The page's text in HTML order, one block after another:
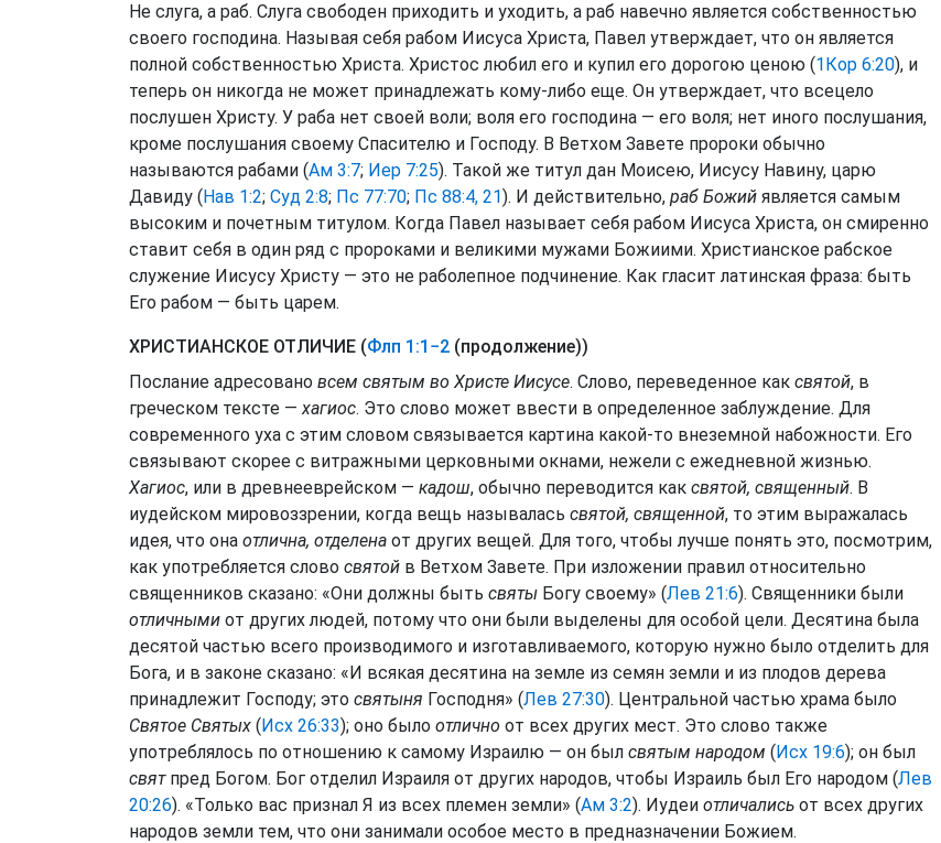
Не слуга, а раб. Слуга свободен приходить и уходить, а раб навечно является собственностью
своего господина. Называя себя рабом Иисуса Христа, Павел утверждает, что он является
полной собственностью Христа. Христос любил его и купил его дорогою ценою (1Кор 6:20), и
теперь он никогда не может принадлежать кому-либо еще. Он утверждает, что всецело
послушен Христу. У раба нет своей воли; воля его господина — его воля; нет иного послушания,
кроме послушания своему Спасителю и Господу. В Ветхом Завете пророки обычно
называются рабами (Ам 3:7; Иер 7:25). Такой же титул дан Моисею, Иисусу Навину, царю
Давиду (Нав 1:2; Суд 2:8; Пс 77:70; Пс 88:4, 21). И действительно, раб Божий является самым
высоким и почетным титулом. Когда Павел называет себя рабом Иисуса Христа, он смиренно
ставит себя в один ряд с пророками и великими мужами Божиими. Христианское рабское
служение Иисусу Христу — это не раболепное подчинение. Как гласит латинская фраза: быть
Его рабом — быть царем.
ХРИСТИАНСКОЕ ОТЛИЧИЕ (Флп 1:1−2 (продолжение))
Послание адресовано всем святым во Христе Иисусе. Слово, переведенное как святой, в
греческом тексте —хагиос. Это слово может ввести в определенное заблуждение. Для
современного уха с этим словом связывается картина какой-то внеземной набожности. Его
связывают скорее с витражными церковными окнами, нежели с ежедневной жизнью.
Хагиос, или в древнееврейском — кадош, обычно переводится как святой, священный. В
иудейском мировоззрении, когда вещь называлась святой, священной, то этим выражалась
идея, что она отлична, отделена от других вещей. Для того, чтобы лучше понять это, посмотрим,
как употребляется слово святой в Ветхом Завете. При изложении правил относительно
священников сказано: «Они должны быть святы Богу своему» (Лев 21:6). Священники были
отличными от других людей, потому что они были выделены для особой цели. Десятина была
десятой частью всего производимого и изготавливаемого, которую нужно было отделить для
Бога, и в законе сказано: «И всякая десятина на земле из семян земли и из плодов дерева
принадлежит Господу; это святыня Господня» (Лев 27:30). Центральной частью храма было
Святое Святых (Исх 26:33); оно было отлично от всех других мест. Это слово также
употреблялось по отношению к самому Израилю — он был святым народом (Исх 19:6); он был
святпред Богом. Бог отделил Израиля от других народов, чтобы Израиль был Его народом (Лев
20:26). «Только вас признал Я из всех племен земли» (Ам 3:2). Иудеи отличались от всех других
народов земли тем, что они занимали особое место в предназначении Божием.